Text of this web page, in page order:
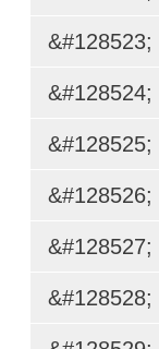
&#128523;
&#128524;
&#128525;
&#128526;
&#128527;
&#128528;